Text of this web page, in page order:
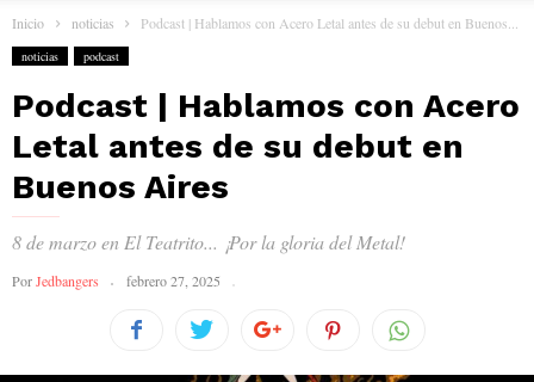
Inicio noticias Podcast | Hablamos con Acero Letal antes de su debut en Buenos...
noticias podcast
Podcast | Hablamos con Acero
Letal antes de su debut en
Buenos Aires
8 de marzo en El Teatrito... ¡Por la gloria del Metal!
PorJedbangers febrero 27, 2025